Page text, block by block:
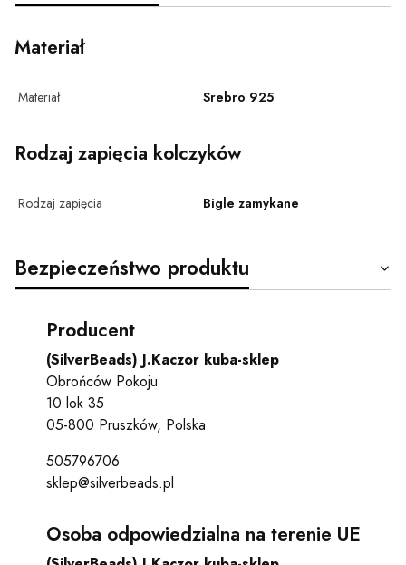
Materiał
Materiał Srebro 925
Rodzaj zapięcia kolczyków
Rodzaj zapięcia Bigle zamykane
Bezpieczeństwo produktu
Producent
(SilverBeads) J.Kaczor kuba-sklep
Obrońców Pokoju
10 lok 35
05-800 Pruszków, Polska
505796706
sklep@silverbeads.pl
Osoba odpowiedzialna na terenie UE